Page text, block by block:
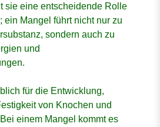
sie eine entscheidende Rolle
ein Mangel führt nicht nur zu
sondern auch zu
und
für die Entwicklung,
von Knochen und
einem Mangel kommt es